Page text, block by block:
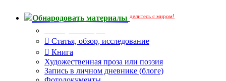
Обнародовать материалы делитесь с миром!
Статья, обзор, исследование
Книга
Художественная проза или поэзия
Запись в личном дневнике (блоге)